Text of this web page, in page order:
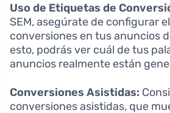
Uso de Etiquetas de
SEM, asegúrate de configurar
conversiones en tus anuncios
esto, podrás ver cuál de tus
anuncios realmente están
Conversiones Asistidas:
conversiones asistidas, que